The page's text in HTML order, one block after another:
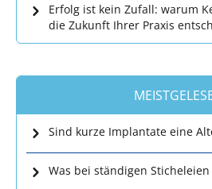
Erfolg ist kein Zufall: warum
die Zukunft Ihrer Praxis
Sind kurze Implantate eine
Was bei ständigen